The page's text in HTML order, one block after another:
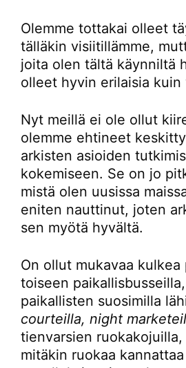
Olemme tottakai olleet
tälläkin visiitillämme,
joita olen tältä käynniltä
olleet hyvin erilaisia kuin
Nyt meillä ei ole ollut
olemme ehtineet
arkisten asioiden
kokemiseen. Se on jo
mistä olen uusissa
eniten nauttinut, joten
sen myötä hyvältä.
On ollut mukavaa kulkea
toiseen
paikallisten suosimilla
courteilla, night
tienvarsien ruokakojuilla,
mitäkin ruokaa